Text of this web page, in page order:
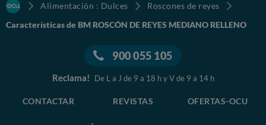
Alimentación : Dulces
Roscones de reyes
Características de BM ROSCÓN DE REYES MEDIANO RELLENO
900 055 105
Reclama! De L a J de 9 a 18 h y V de 9 a 14 h
CONTACTAR REVISTAS OFERTAS-OCU